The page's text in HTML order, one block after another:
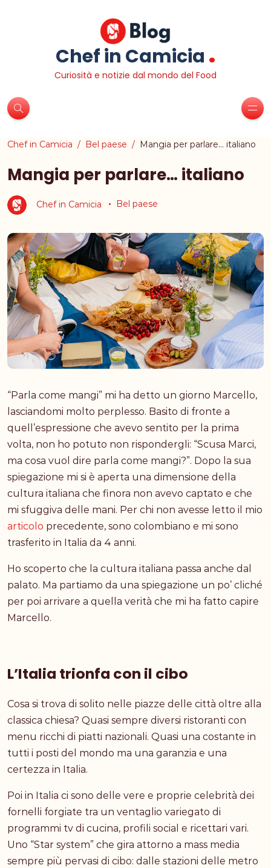
Chef in Camicia .
Curiosità e notizie dal mondo del Food
Chef in Camicia Bel paese Mangia per parlare… italiano
Mangia per parlare… italiano
Chef in Camicia Bel paese
“Parla come mangi” mi ha detto un giorno Marcello,
lasciandomi molto perplesso. Basito di fronte a
quell’espressione che avevo sentito per la prima
volta, non ho potuto non rispondergli: “Scusa Marci,
ma cosa vuol dire parla come mangi?”. Dopo la sua
spiegazione mi si è aperta una dimensione della
cultura italiana che finora non avevo captato e che
mi sfuggiva delle mani. Per chi non avesse letto il mio
articolo precedente, sono colombiano e mi sono
trasferito in Italia da 4 anni.
Ho scoperto che la cultura italiana passa anche dal
palato. Ma partiamo da una spiegazione un po’ cliché
per poi arrivare a quella verità che mi ha fatto capire
Marcello.
L’Italia trionfa con il cibo
Cosa si trova di solito nelle piazze delle città oltre alla
classica chiesa? Quasi sempre diversi ristoranti con
menu ricchi di piatti nazionali. Quasi una costante in
tutti i posti del mondo ma una garanzia e una
certezza in Italia.
Poi in Italia ci sono delle vere e proprie celebrità dei
fornelli forgiate tra un ventaglio variegato di
programmi tv di cucina, profili social e ricettari vari.
Uno “Star system” che gira attorno a mass media
sempre più pervasi di cibo: dalle stazioni delle metro